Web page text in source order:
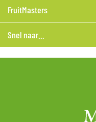
FruitMasters
Snel naar...